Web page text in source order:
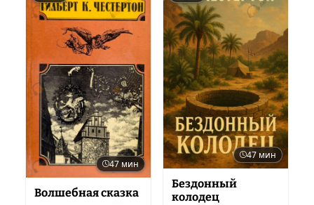
47 мин
Волшебная сказка
47 мин
Бездонный
колодец